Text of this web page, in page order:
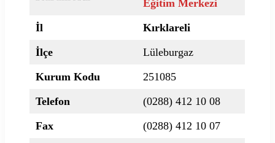
Eğitim Merkezi
İl
Kırklareli
İlçe
Lüleburgaz
Kurum Kodu
251085
Telefon
(0288) 412 10 08
Fax
(0288) 412 10 07